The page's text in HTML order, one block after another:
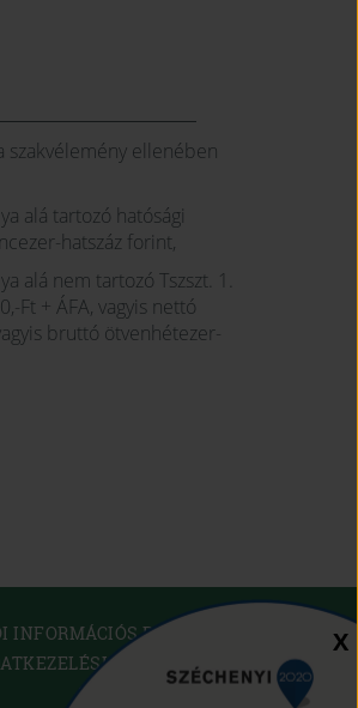
szakvélemény ellenében
alá tartozó hatósági
hatszáz forint,
alá nem tartozó Tszszt. 1.
Ft + ÁFA, vagyis nettó
bruttó ötvenhétezer-
X
RENDSZER
NEW
WINDOW)
TÁJÉKOZTATÓ
SÜTI SZABÁLYZAT